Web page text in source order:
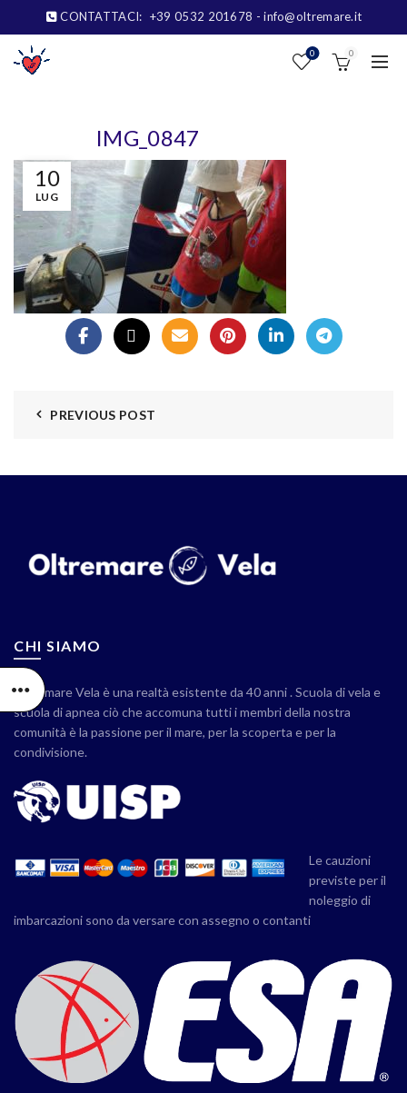
CONTATTACI: +39 0532 201678 - info@oltremare.it
0 0
10
LUG
IMG_0847
PREVIOUS POST
CHI SIAMO
Oltremare Vela è una realtà esistente da 40 anni . Scuola di vela e
scuola di apnea ciò che accomuna tutti i membri della nostra
comunità è la passione per il mare, per la scoperta e per la
condivisione.
Le cauzioni
previste per il
noleggio di
imbarcazioni sono da versare con assegno o contanti